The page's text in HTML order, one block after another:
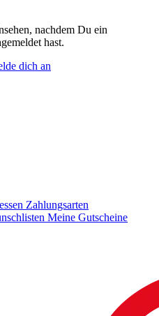
nachdem Du ein
hast.
dich an
Zahlungsarten
Meine Gutscheine